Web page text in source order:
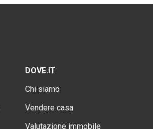
DOVE.IT
Chi siamo
Vendere casa
Valutazione immobile